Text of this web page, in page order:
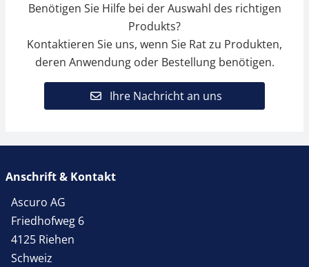
Benötigen Sie Hilfe bei der Auswahl des richtigen
Produkts?
Kontaktieren Sie uns, wenn Sie Rat zu Produkten,
deren Anwendung oder Bestellung benötigen.
Ihre Nachricht an uns
Anschrift & Kontakt
Ascuro AG
Friedhofweg 6
4125 Riehen
Schweiz